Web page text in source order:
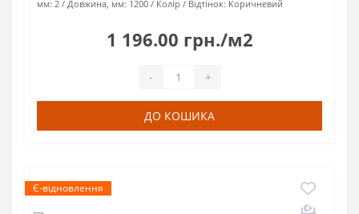
мм: 2 Довжина, мм: 1200 Колір / Відтінок: Коричневий
1 196.00 грн./м2
- +
ДО КОШИКА
Є-відновлення